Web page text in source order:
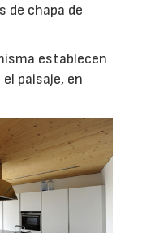
de chapa de
establecen
paisaje, en